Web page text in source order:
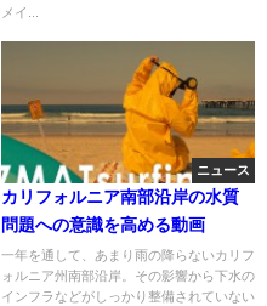
メイ...
ニュース
カリフォルニア南部沿岸の水質
問題への意識を高める動画
一年を通して、あまり雨の降らないカリフ
ォルニア州南部沿岸。その影響から下水の
インフラなどがしっかり整備されていない